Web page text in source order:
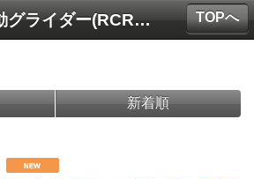
★電動グライダー(RCRCM・TJIRC他)
新着順
TOPへ